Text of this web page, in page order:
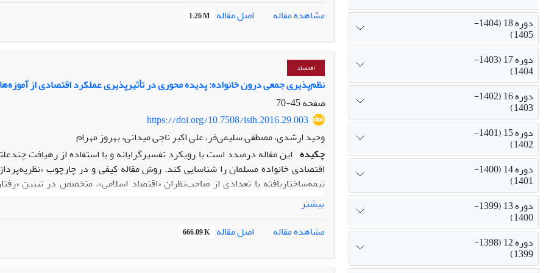
جامعه‌شناسی و اقتصادی با استفاده از روش تحلیل سلسله‌مراتبی نشان داده شده که
است و مجموعه عوامل فرهنگی و اجتماعی، زیرساختی و امکانات شهری و جغرافیایی در
اشتغال، درآمد، سبک زندگی و ارزش‌های فردی دارای بیشترین وزن در بین یازده
مشاهده مقاله
اصل مقاله 1.26 M
اقتصاد
نظم‌پذیری جمعی درون خانواده: پدیده محوری در تأثیرپذیری عملکرد اقتصادی از
صفحه45-70
https://doi.org/10.7508/isih.2016.29.003
وحید ارشدی، مصطفی سلیمی‌فر، علی اکبر ناجی میدانی، بهروز مهرام
چکیده این مقاله درصدد است با رویکرد تفسیرگرایانه و با استفاده از رهیافت
اقتصادی خانواده مسلمان را شناسایی کند. روش مقاله کیفی و در چارچوب
نیمه‌ساختاریافته با تعدادی از صاحب‌نظران «اقتصاد اسلامی»، متخصص در تبیین
جامعه‌شناسی، در مباحث مربوط به «چگونگی اثر ارزش بر کنش»، ابزار این مطالعه
و مصاحبه‌ها تا حد اشباع نظری انجام شد. یافته‌های به‌دست‌آمده از تحلیل داده‌ها در
سوی نهادهای آموزش و پرورش رسمی و غیررسمی، قدرت درک آموزه از سوی اعضای
تأمین معیشت خانواده و اعتقاد راسخ به نظام پاسخ‌گویی در آخرت می‌توانند منجر به
و «ساختاری» تأثیر پذیرفته و از حالت «قاعده‌مندی» به «صلاحدیدی» تبدیل می‌شود.
بیشتر
مشاهده مقاله
اصل مقاله 666.09 K
دوره 18 (1404-
1405)
دوره 17 (1403-
1404)
دوره 16 (1402-
1403)
دوره 15 (1401-
1402)
دوره 14 (1400-
1401)
دوره 13 (1399-
1400)
دوره 12 (1398-
1399)